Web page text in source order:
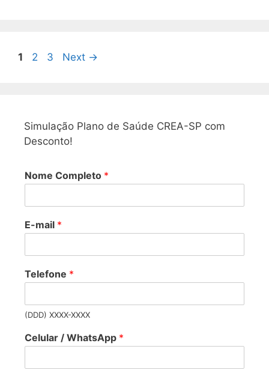
1 2 3 Next →
Simulação Plano de Saúde CREA-SP com
Desconto!
Nome Completo *
E-mail *
Telefone *
(DDD) XXXX-XXXX
Celular / WhatsApp *